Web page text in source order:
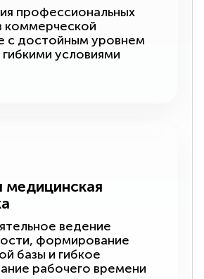
профессиональных
коммерческой
с достойным уровнем
условиями
медицинская
ведение
формирование
базы и гибкое
рабочего времени